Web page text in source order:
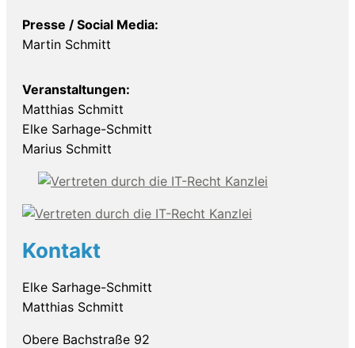
Presse / Social Media:
Martin Schmitt
Veranstaltungen:
Matthias Schmitt
Elke Sarhage-Schmitt
Marius Schmitt
Kontakt
Elke Sarhage-Schmitt
Matthias Schmitt
Obere Bachstraße 92